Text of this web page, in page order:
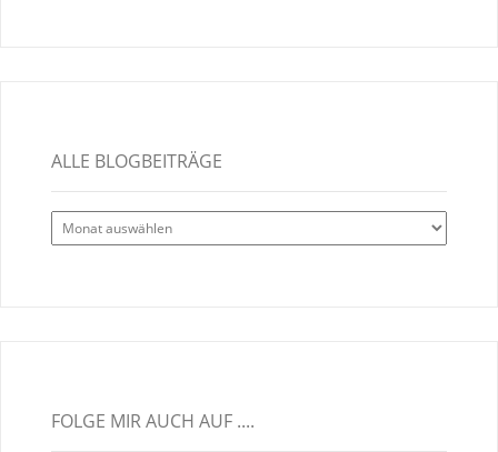
ALLE BLOGBEITRÄGE
Alle
Blogbeiträge
FOLGE MIR AUCH AUF ....